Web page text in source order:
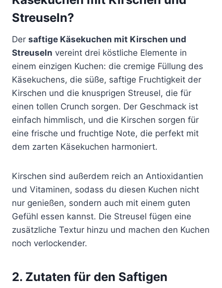
Streuseln?
Der saftige Käsekuchen mit Kirschen und
Streuseln vereint drei köstliche Elemente in
einem einzigen Kuchen: die cremige Füllung des
Käsekuchens, die süße, saftige Fruchtigkeit der
Kirschen und die knusprigen Streusel, die für
einen tollen Crunch sorgen. Der Geschmack ist
einfach himmlisch, und die Kirschen sorgen für
eine frische und fruchtige Note, die perfekt mit
dem zarten Käsekuchen harmoniert.
Kirschen sind außerdem reich an Antioxidantien
und Vitaminen, sodass du diesen Kuchen nicht
nur genießen, sondern auch mit einem guten
Gefühl essen kannst. Die Streusel fügen eine
zusätzliche Textur hinzu und machen den Kuchen
noch verlockender.
2. Zutaten für den Saftigen